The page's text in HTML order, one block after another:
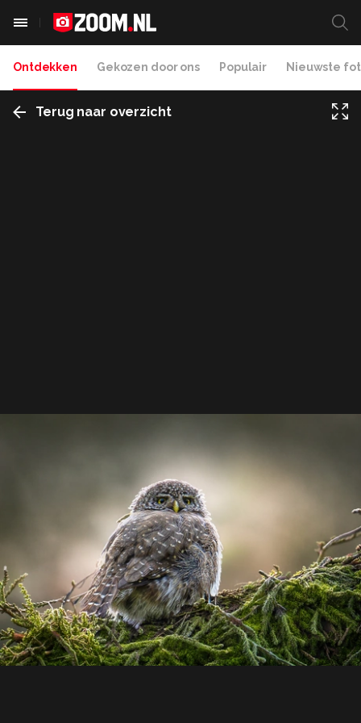
Ontdekken Gekozen door ons Populair Nieuwste
Terug naar overzicht